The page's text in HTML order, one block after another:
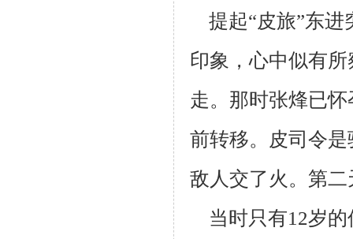
提起“皮旅”东进
印象，心中似有
走。那时张烽已怀
前转移。皮司令是
敌人交了火。第
当时只有12岁的